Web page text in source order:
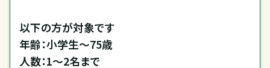
以下の方が対象です
年齢：小学生～75歳